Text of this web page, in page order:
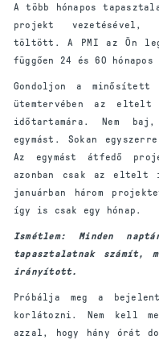
A több hónapos
projekt vezetésével,
töltött. A PMI az Ön
függően 24 és 60
Gondoljon a
ütemtervében az
időtartamára. Nem
egymást. Sokan
Az egymást átfedő
azonban csak az eltelt
januárban három
így is csak egy hónap.
Ismétlem: Minden
tapasztalatnak számít,
irányított.
Próbálja meg a
korlátozni. Nem kell
azzal, hogy hány órát